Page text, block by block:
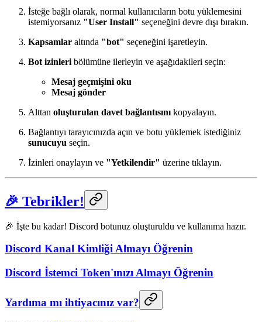
İsteğe bağlı olarak, normal kullanıcıların botu yüklemesini
istemiyorsanız "User Install" seçeneğini devre dışı bırakın.
Kapsamlar altında "bot" seçeneğini işaretleyin.
Bot izinleri bölümüne ilerleyin ve aşağıdakileri seçin:
Mesaj geçmişini oku
Mesaj gönder
Alttan oluşturulan davet bağlantısını kopyalayın.
Bağlantıyı tarayıcınızda açın ve botu yüklemek istediğiniz
sunucuyu seçin.
İzinleri onaylayın ve "Yetkilendir" üzerine tıklayın.
🎉 Tebrikler!
🎉 İşte bu kadar! Discord botunuz oluşturuldu ve kullanıma hazır.
Discord Kanal Kimliği Almayı Öğrenin
Discord İstemci Token'ınızı Almayı Öğrenin
Yardıma mı ihtiyacınız var?